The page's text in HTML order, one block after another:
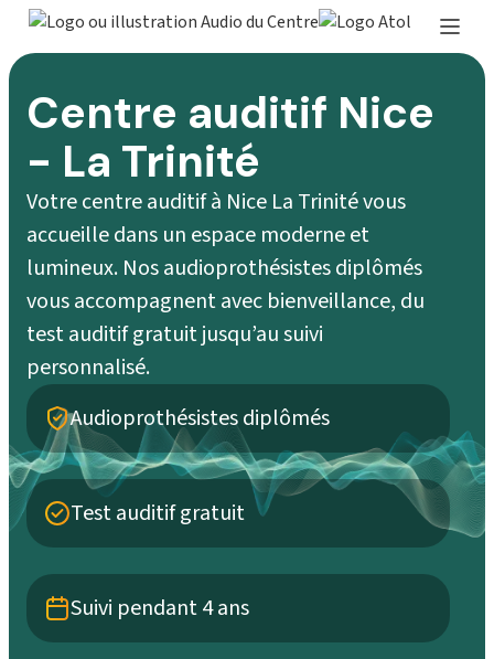
Centre auditif Nice
- La Trinité
Votre centre auditif à Nice La Trinité vous
accueille dans un espace moderne et
lumineux. Nos audioprothésistes diplômés
vous accompagnent avec bienveillance, du
test auditif gratuit jusqu’au suivi
personnalisé.
Audioprothésistes diplômés
Test auditif gratuit
Suivi pendant 4 ans